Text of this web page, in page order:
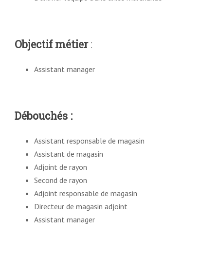
Objectif métier:
Assistant manager
Débouchés:
Assistant responsable de magasin
Assistant de magasin
Adjoint de rayon
Second de rayon
Adjoint responsable de magasin
Directeur de magasin adjoint
Assistant manager